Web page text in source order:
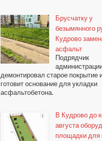
Брусчатку у
безымянного
Кудрово
асфальт
Подрядчик
демонтировал старое покрытие
готовит основание для укладки
асфальтобетона.
В Кудрово до
августа
площадки для